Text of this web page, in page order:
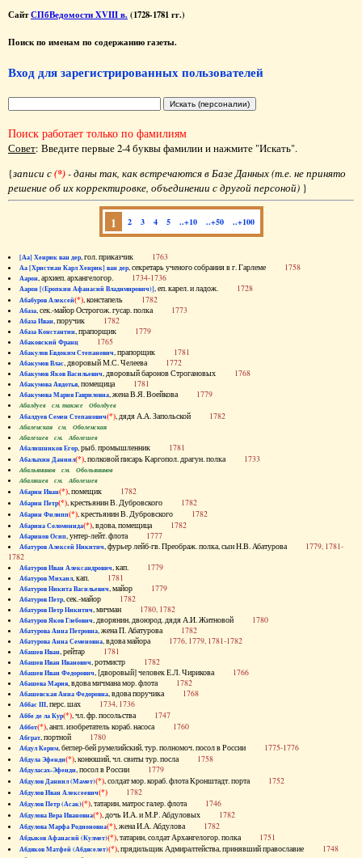
СайтСПбВедомости XVIII в. (1728-1781 гг.)
Поиск по именам по содержанию газеты.
Вход для зарегистрированных пользователей
Поиск работает только по фамилиям
Совет: Введите первые 2-4 буквы фамилии и нажмите "Искать".
{записи с(*)- даны так, как встречаются в Базе Данных (т.е. не принято
решение об их корректировке, объединении с другой персоной) }
1 2 3 4 5 ..+10 ..+50 ..+100
[Аа] Хенрик ван дер, гол. приказчик 1763
Аа [Христиан Карл Хенрик] ван дер, секретарь ученого собрания в г. Гарлеме 1758
Аарон, архиеп. архангелогор. 1734-1736
Аарон [(Еропкин Афанасий Владимирович)], еп. карел. и ладож. 1728
Абабуров Алексей(*), констапель 1782
Абаза, сек.-майор Острогож. гусар. полка 1773
Абаза Иван, поручик 1782
Абаза Константин, прапорщик 1779
Абаковский Франц 1765
Абакулов Евдоким Степанович, прапорщик 1781
Абакумов Влас, дворовый М.С. Челеева 1772
Абакумов Яков Васильевич, дворовый баронов Строгановых 1768
Абакумова Авдотья, помещица 1781
Абакумова Мария Гавриловна, жена В.Я. Воейкова 1779
Абалдуев см. также Оболдуев
Абалдуев Семен Степанович(*), дядя А.А. Запольской 1782
Абаленская см. Оболенская
Абалешев см. Аболешев
Абалишников Егор, рыб. промышленник 1781
Абалыхин Даниил(*), полковой писарь Каргопол. драгун. полка 1733
Абальянинов см. Обольянинов
Абаляшев см. Аболешев
Абарин Иван(*), помещик 1782
Абарин Петр(*), крестьянин В. Дубровского 1782
Абарин Филипп(*), крестьянин В. Дубровского 1782
Абарина Соломонида(*), вдова, помещица 1782
Абаринов Осип, унтер-лейт. флота 1777
Абатуров Алексей Никитич, фурьер лейб-гв. Преображ. полка, сын Н.В. Абатурова 1779, 1781-
1782
Абатуров Иван Александрович, кап. 1779
Абатуров Михаил, кап. 1781
Абатуров Никита Васильевич, майор 1779
Абатуров Петр, сек.-майор 1782
Абатуров Петр Никитич, мичман 1780, 1782
Абатуров Яков Глебович, дворянин, двоюрод. дядя А.И. Житновой 1780
Абатурова Анна Петровна, жена П. Абатурова 1782
Абатурова Анна Семеновна, вдова майора 1776, 1779, 1781-1782
Абашев Иван, рейтар 1781
Абашев Иван Иванович, ротмистр 1782
Абашев Иван Федорович, [дворовый] человек Е.Л. Чирикова 1766
Абашева Мария, вдова мичмана мор. флота 1782
Абашевская Анна Федоровна, вдова поручика 1768
Аббас III, перс. шах 1734, 1736
Аббе де ла Кур(*), чл. фр. посольства 1747
Аббот(*), англ. изобретатель кораб. насоса 1760
Абграт, портной 1780
Абдул Керим, беглер-бей румелийский, тур. полномоч. посол в России 1775-1776
Абдула Эфенди(*), конюший, чл. свиты тур. посла 1758
Абдуласах-Эфенди, посол в России 1779
Абдулов Даниил (Мамет)(*), солдат мор. кораб. флота Кронштадт. порта 1752
Абдулов Иван Алексеевич(*) 1782
Абдулов Петр (Асак)(*), татарин, матрос галер. флота 1746
Абдулова Вера Ивановна(*), дочь И.А. и М.Р. Абдуловых 1782
Абдулова Марфа Родионовна(*), жена И.А. Абдулова 1782
Абдыков Афанасий (Кулмет)(*), татарин, солдат Архангелогор. полка 1751
Абдяков Матфей (Абдяселет)(*), прядильщик Адмиралтейства, принявший православие 1748